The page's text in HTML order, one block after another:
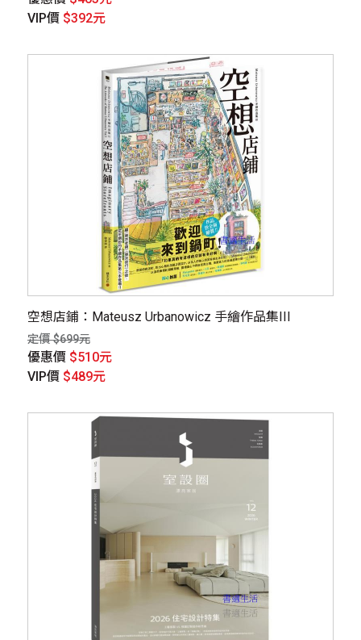
VIP價 $392元
空想店鋪：Mateusz Urbanowicz 手繪作品集III
定價 $699元
優惠價 $510元
VIP價 $489元